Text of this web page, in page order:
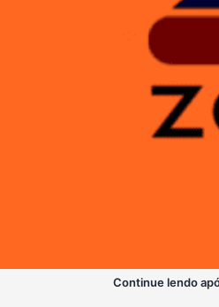
Continue lendo